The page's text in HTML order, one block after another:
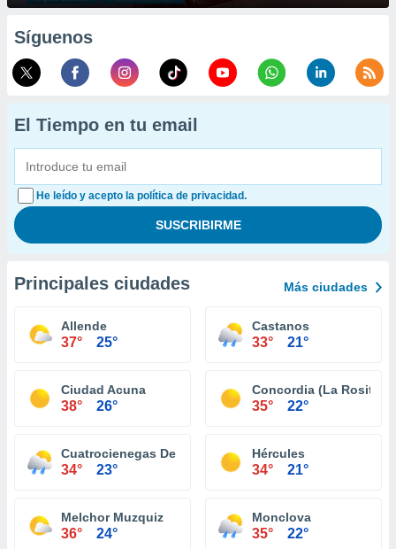
Síguenos
El Tiempo en tu email
He leído y acepto la política de privacidad.
Principales ciudades Más ciudades
Allende
37° 25°
Castanos
33° 21°
Ciudad Acuna
38° 26°
Concordia (La Rosita)
35° 22°
Cuatrocienegas De Carranza
34° 23°
Hércules
34° 21°
Melchor Muzquiz
36° 24°
Monclova
35° 22°